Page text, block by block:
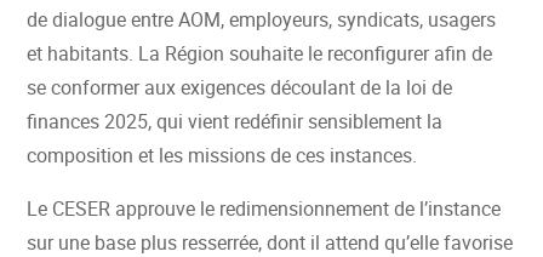
de dialogue entre AOM, employeurs, syndicats, usagers
et habitants. La Région souhaite le reconfigurer afin de
se conformer aux exigences découlant de la loi de
finances 2025, qui vient redéfinir sensiblement la
composition et les missions de ces instances.
Le CESER approuve le redimensionnement de l’instance
sur une base plus resserrée, dont il attend qu’elle favorise